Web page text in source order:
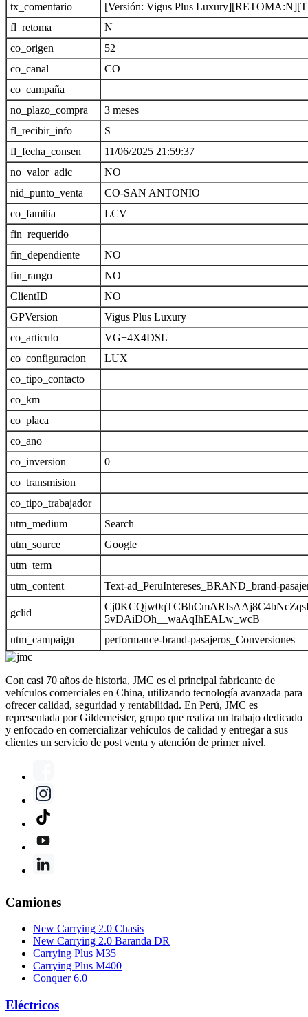
tx_comentario
[Versión: Vigus Plus
fl_retoma
N
co_origen
52
co_canal
CO
co_campaña
no_plazo_compra
3 meses
fl_recibir_info
S
fl_fecha_consen
11/06/2025 21:59:37
no_valor_adic
NO
nid_punto_venta
CO-SAN ANTONIO
co_familia
LCV
fin_requerido
fin_dependiente
NO
fin_rango
NO
ClientID
NO
GPVersion
Vigus Plus Luxury
co_articulo
VG+4X4DSL
co_configuracion
LUX
co_tipo_contacto
co_km
co_placa
co_ano
co_inversion
0
co_transmision
co_tipo_trabajador
utm_medium
Search
utm_source
Google
utm_term
utm_content
Text-ad_PeruIntereses_BRAND_brand-
gclid
5vDAiDOh__waAqIhEALw_wcB
utm_campaign
performance-brand-pasajeros_Conversiones
Con casi 70 años de historia, JMC es el principal fabricante de
vehículos comerciales en China, utilizando tecnología avanzada para
ofrecer calidad, seguridad y rentabilidad. En Perú, JMC es
representada por Gildemeister, grupo que realiza un trabajo dedicado
y enfocado en comercializar vehículos de calidad y entregar a sus
clientes un servicio de post venta y atención de primer nivel.
Camiones
New Carrying 2.0 Chasis
New Carrying 2.0 Baranda DR
Carrying Plus M35
Carrying Plus M400
Conquer 6.0
Eléctricos